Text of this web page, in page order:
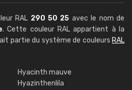
RAL 290 50 25 avec le nom de
. Cette couleur RAL appartient à la
partie du système de couleurs RAL
Hyacinth mauve
Hyazinthenlila